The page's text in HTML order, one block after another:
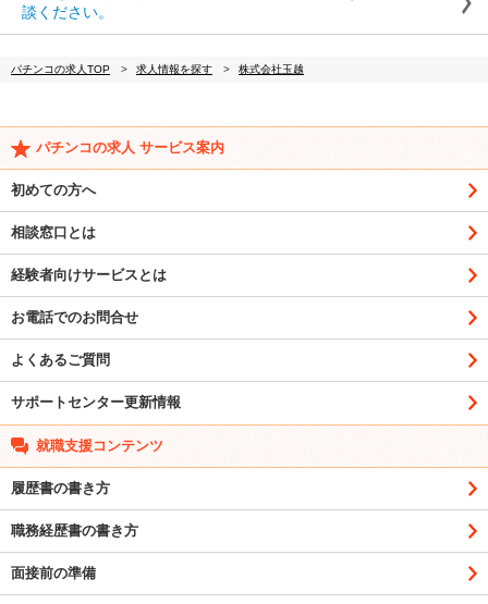
談ください。
パチンコの求人TOP 求人情報を探す 株式会社玉越
パチンコの求人 サービス案内
初めての方へ
相談窓口とは
経験者向けサービスとは
お電話でのお問合せ
よくあるご質問
サポートセンター更新情報
就職支援コンテンツ
履歴書の書き方
職務経歴書の書き方
面接前の準備